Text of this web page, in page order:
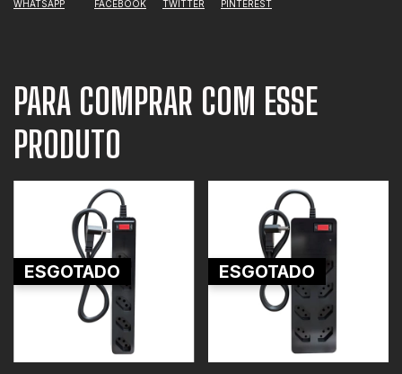
WHATSAPP FACEBOOK TWITTER PINTEREST
PARA COMPRAR COM ESSE
PRODUTO
ESGOTADO ESGOTADO